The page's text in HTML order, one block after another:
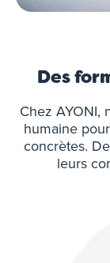
Des
Chez AYONI,
humaine
concrètes.
leurs